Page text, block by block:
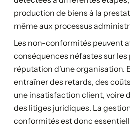
production de biens à la
même aux processus
Les non-conformités peuvent
conséquences néfastes sur
réputation d’une organisation.
entraîner des retards, des
une insatisfaction client, voire
des litiges juridiques. La
conformités est donc